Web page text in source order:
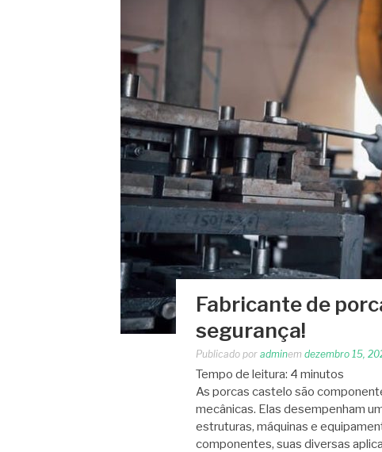
Fabricante de
segurança!
Publicado por adminem dezembro 15,
Tempo de leitura: 4 minutos
As porcas castelo são
mecânicas. Elas desempenham
estruturas, máquinas e
componentes, suas diversas